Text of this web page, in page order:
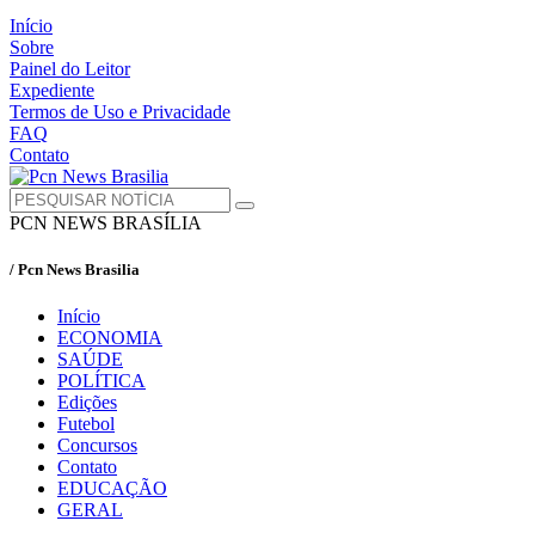
Início
Sobre
Painel do Leitor
Expediente
Termos de Uso e Privacidade
FAQ
Contato
PCN NEWS BRASÍLIA
/ Pcn News Brasilia
Início
ECONOMIA
SAÚDE
POLÍTICA
Edições
Futebol
Concursos
Contato
EDUCAÇÃO
GERAL